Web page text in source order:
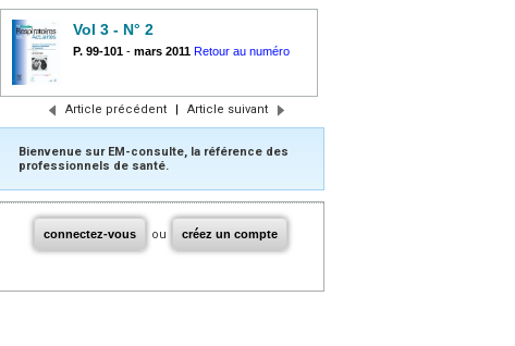
Vol 3 - N° 2
P. 99-101 - mars 2011 Retour au numéro
Article précédent | Article suivant
Bienvenue sur EM-consulte, la référence des
professionnels de santé.
connectez-vous ou créez un compte